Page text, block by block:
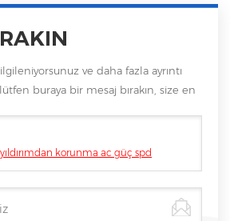
ve daha fazla ayrıntı
buraya bir mesaj bırakın, size en
korunma ac güç spd